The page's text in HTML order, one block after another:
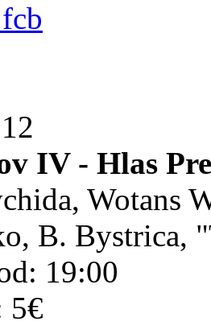
IV - Hlas
Wotans
B. Bystrica,
19:00
5€